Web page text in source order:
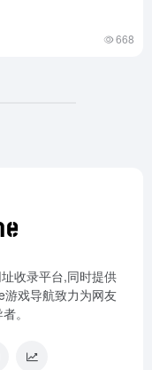
668
收录平台,同时提供
戏导航致力为网友
。